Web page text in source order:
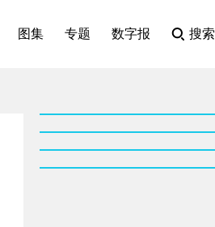
图集 专题 数字报 搜索